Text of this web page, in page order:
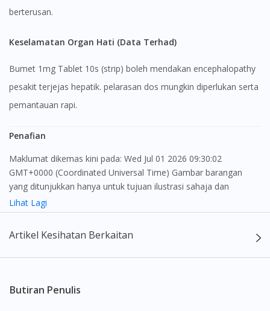
berterusan.
Keselamatan Organ Hati (Data Terhad)
Bumet 1mg Tablet 10s (strip) boleh mendakan encephalopathy
pesakit terjejas hepatik. pelarasan dos mungkin diperlukan serta
pemantauan rapi.
Penafian
Maklumat dikemas kini pada: Wed Jul 01 2026 09:30:02
GMT+0000 (Coordinated Universal Time) Gambar barangan
yang ditunjukkan hanya untuk tujuan ilustrasi sahaja dan
mungkin tidak seperti produk yang sebenar
maklumat sahaja, bagi kegunaan para pengamal perubatan dan
bukan bertujuan sebagai rujukan kepada pengguna untuk
seorang pengamal perubatan. Keberkesanan dan kesan
Lihat Lagi
Artikel Kesihatan Berkaitan
Butiran Penulis